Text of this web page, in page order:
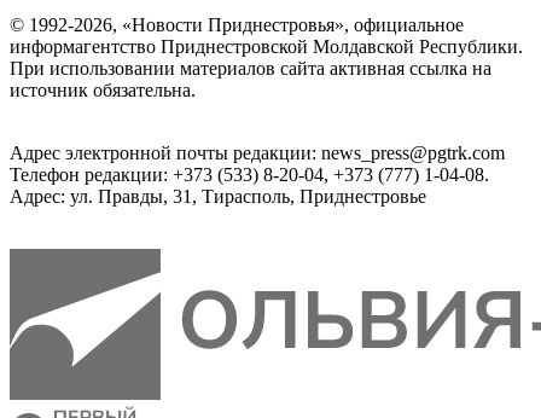
© 1992-2026, «Новости Приднестровья», официальное
информагентство Приднестровской Молдавской Республики.
При использовании материалов сайта активная ссылка на
источник обязательна.
Адрес электронной почты редакции: news_press@pgtrk.com
Телефон редакции: +373 (533) 8-20-04, +373 (777) 1-04-08.
Адрес: ул. Правды, 31, Тирасполь, Приднестровье